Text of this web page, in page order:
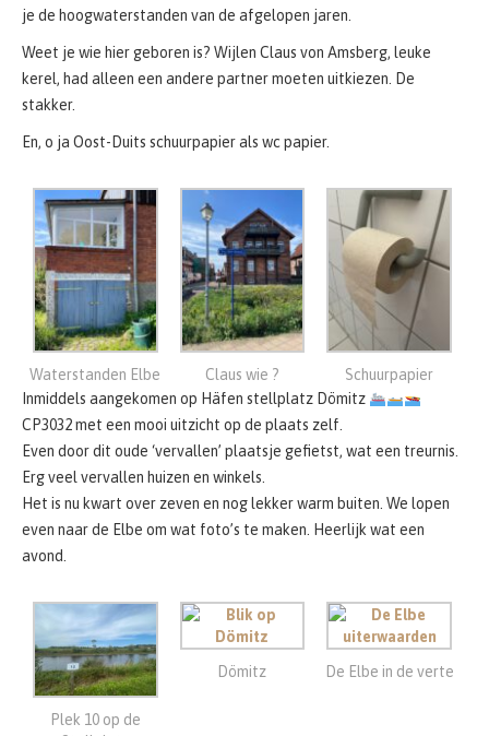
je de hoogwaterstanden van de afgelopen jaren.
Weet je wie hier geboren is? Wijlen Claus von Amsberg, leuke
kerel, had alleen een andere partner moeten uitkiezen. De
stakker.
En, o ja Oost-Duits schuurpapier als wc papier.
Waterstanden Elbe Claus wie ?
Schuurpapier
Inmiddels aangekomen op Häfen stellplatz Dömitz
CP3032 met een mooi uitzicht op de plaats zelf.
Even door dit oude ‘vervallen’ plaatsje gefietst, wat een treurnis.
Erg veel vervallen huizen en winkels.
Het is nu kwart over zeven en nog lekker warm buiten. We lopen
even naar de Elbe om wat foto’s te maken. Heerlijk wat een
avond.
Plek 10 op de
Dömitz De Elbe in de verte